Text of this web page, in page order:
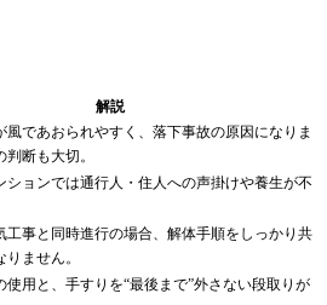
解説
風であおられやすく、落下事故の原因になりま
断も大切。
ションでは通行人・住人への声掛けや養生が不
工事と同時進行の場合、解体手順をしっかり共
ません。
使用と、手すりを“最後まで”外さない段取りが